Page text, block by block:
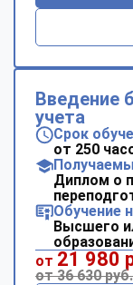
Введение
учета
Срок
от 250
Диплом о
Обучение
Высшего
от 21 980
от 36 630 руб.